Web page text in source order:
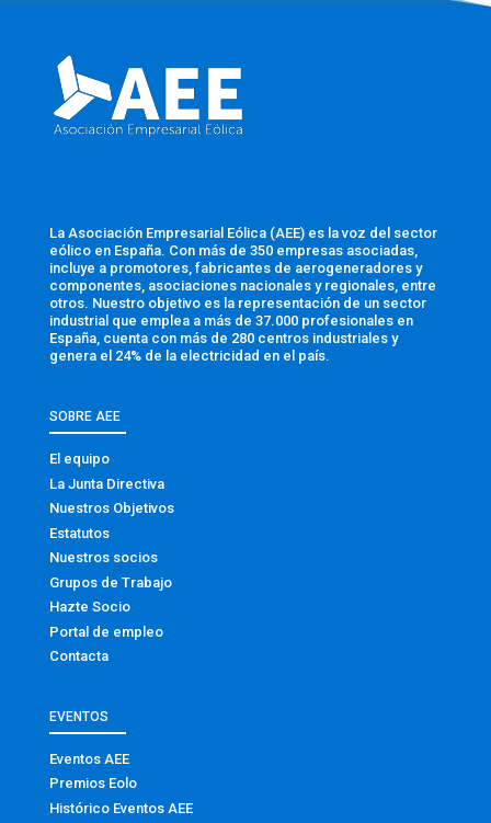
La Asociación Empresarial Eólica (AEE) es la voz del sector
eólico en España. Con más de 350 empresas asociadas,
incluye a promotores, fabricantes de aerogeneradores y
componentes, asociaciones nacionales y regionales, entre
otros. Nuestro objetivo es la representación de un sector
industrial que emplea a más de 37.000 profesionales en
España, cuenta con más de 280 centros industriales y
genera el 24% de la electricidad en el país.
SOBRE AEE
El equipo
La Junta Directiva
Nuestros Objetivos
Estatutos
Nuestros socios
Grupos de Trabajo
Hazte Socio
Portal de empleo
Contacta
EVENTOS
Eventos AEE
Premios Eolo
Histórico Eventos AEE